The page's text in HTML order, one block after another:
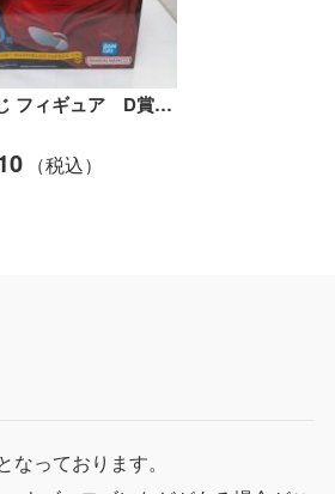
一番くじ フィギュア D賞 四皇 バギーMASTERLISE EXPIECE ワンピース Sランク
っております。